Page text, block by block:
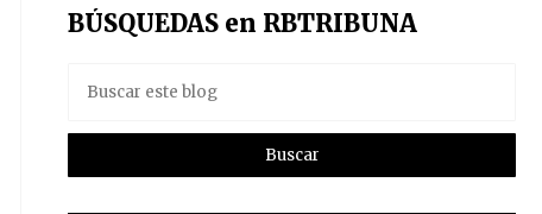
BÚSQUEDAS en RBTRIBUNA